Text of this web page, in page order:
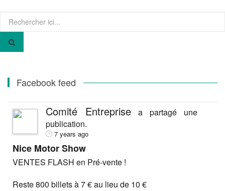
pour
Facebook feed
Comité Entreprise a partagé une
publication.
7 years ago
Nice Motor Show
VENTES FLASH en Pré-vente !
Reste 800 billets à 7 € au lieu de 10 €